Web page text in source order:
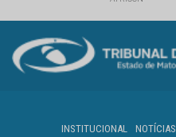
INSTITUCIONAL NOTÍCIAS